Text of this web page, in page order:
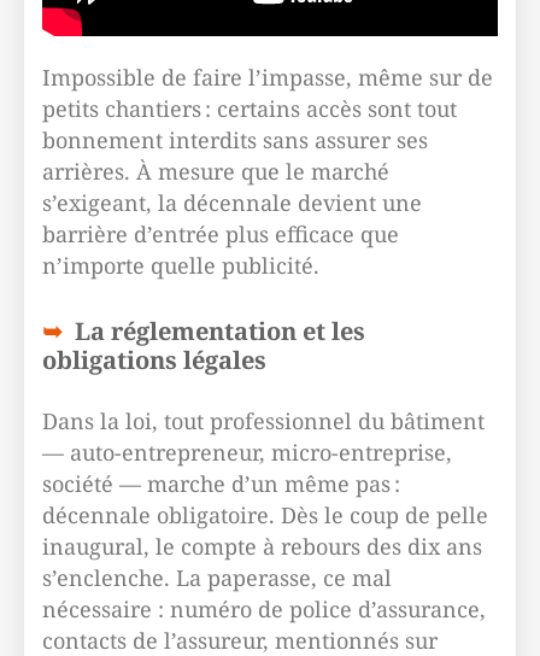
Impossible de faire l’impasse, même sur de
petits chantiers : certains accès sont tout
bonnement interdits sans assurer ses
arrières. À mesure que le marché
s’exigeant, la décennale devient une
barrière d’entrée plus efficace que
n’importe quelle publicité.
La réglementation et les
obligations légales
Dans la loi, tout professionnel du bâtiment
— auto-entrepreneur, micro-entreprise,
société — marche d’un même pas :
décennale obligatoire. Dès le coup de pelle
inaugural, le compte à rebours des dix ans
s’enclenche. La paperasse, ce mal
nécessaire : numéro de police d’assurance,
contacts de l’assureur, mentionnés sur